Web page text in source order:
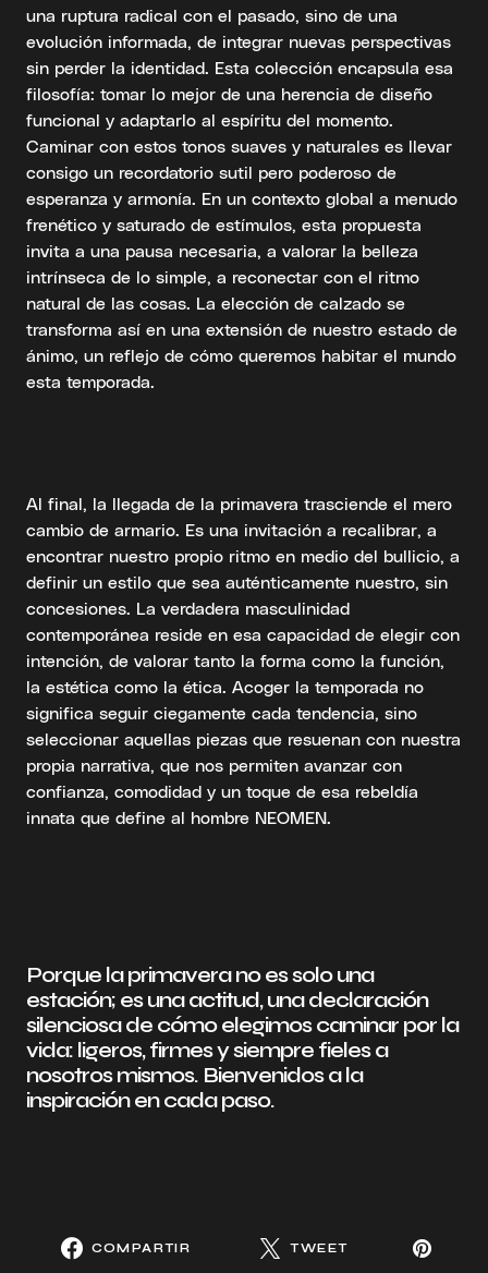
una ruptura radical con el pasado, sino de una
evolución informada, de integrar nuevas perspectivas
sin perder la identidad. Esta colección encapsula esa
filosofía: tomar lo mejor de una herencia de diseño
funcional y adaptarlo al espíritu del momento.
Caminar con estos tonos suaves y naturales es llevar
consigo un recordatorio sutil pero poderoso de
esperanza y armonía. En un contexto global a menudo
frenético y saturado de estímulos, esta propuesta
invita a una pausa necesaria, a valorar la belleza
intrínseca de lo simple, a reconectar con el ritmo
natural de las cosas. La elección de calzado se
transforma así en una extensión de nuestro estado de
ánimo, un reflejo de cómo queremos habitar el mundo
esta temporada.
Al final, la llegada de la primavera trasciende el mero
cambio de armario. Es una invitación a recalibrar, a
encontrar nuestro propio ritmo en medio del bullicio, a
definir un estilo que sea auténticamente nuestro, sin
concesiones. La verdadera masculinidad
contemporánea reside en esa capacidad de elegir con
intención, de valorar tanto la forma como la función,
la estética como la ética. Acoger la temporada no
significa seguir ciegamente cada tendencia, sino
seleccionar aquellas piezas que resuenan con nuestra
propia narrativa, que nos permiten avanzar con
confianza, comodidad y un toque de esa rebeldía
innata que define al hombre NEOMEN.
Porque la primavera no es solo una
estación; es una actitud, una declaración
silenciosa de cómo elegimos caminar por la
vida: ligeros, firmes y siempre fieles a
nosotros mismos. Bienvenidos a la
inspiración en cada paso.
COMPARTIR TWEET